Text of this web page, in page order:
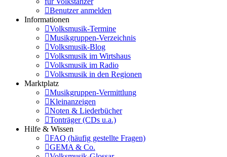
Benutzer anmelden
Informationen
Volksmusik-Termine
Musikgruppen-Verzeichnis
Volksmusik-Blog
Volksmusik im Wirtshaus
Volksmusik im Radio
Volksmusik in den Regionen
Marktplatz
Musikgruppen-Vermittlung
Kleinanzeigen
Noten & Liederbücher
Tonträger (CDs u.a.)
Hilfe & Wissen
FAQ (häufig gestellte Fragen)
GEMA & Co.